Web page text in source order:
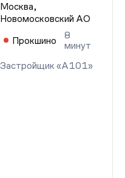
Москва,
Новомосковский АО
Прокшино
8
минут
Застройщик «А101»